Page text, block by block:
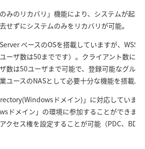
みのリカバリ」機能により、システムが起動
せずにシステムのみをリカバリが可能。
ベースのOSを搭載していますが、WSS
ーザ数は50までです）。クライアント数に
数は50ユーザまで可能で、登録可能なグル
ユースのNASとして必要十分な機能を搭載。
ドメイン)」に対応しています
ドメイン」の環境に参加することができま
クセス権を設定することが可能（PDC、